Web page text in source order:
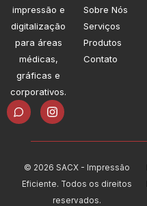
impressão e
digitalização
para áreas
médicas,
gráficas e
corporativos.
I
n
s
t
g
r
a
m
Sobre Nós
Serviços
Produtos
Contato
© 2026 SACX - Impressão
Eficiente. Todos os direitos
reservados.